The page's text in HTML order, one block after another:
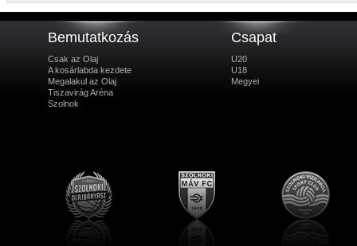
Bemutatkozás
Csak az Olaj
A kosárlabda kezdete
Megalakul az Olaj
Tiszavirág Aréna
Szolnok
Csapat
U20
U18
Megyei